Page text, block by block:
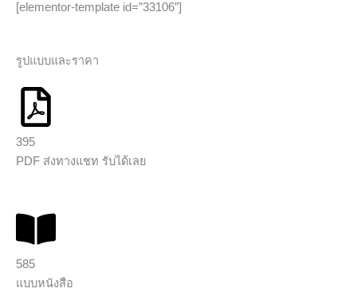
[elementor-template id=”33106″]
รูปแบบและราคา
395
PDF ส่งทางแชท รับได้เลย
585
แบบหนังสือ